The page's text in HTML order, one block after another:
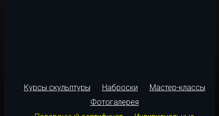
Курсы скульптуры Наброски
Мастер-классы
Фотогалерея